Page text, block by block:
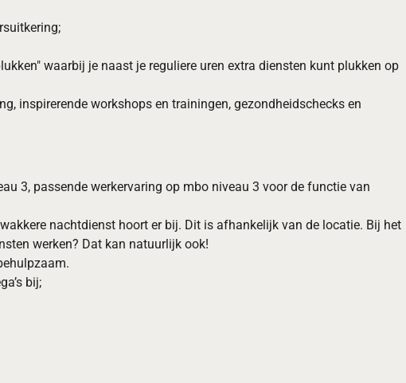
waarbij je naast je reguliere uren extra diensten kunt plukken op
inspirerende workshops en trainingen, gezondheidschecks en
3, passende werkervaring op mbo niveau 3 voor de functie van
nachtdienst hoort er bij. Dit is afhankelijk van de locatie. Bij het
werken? Dat kan natuurlijk ook!
bij;